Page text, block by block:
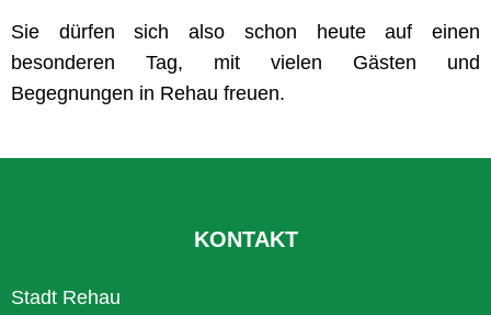
Sie dürfen sich also schon heute auf einen
besonderen Tag, mit vielen Gästen und
Begegnungen in Rehau freuen.
KONTAKT
Stadt Rehau